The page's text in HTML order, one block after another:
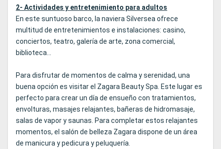
2- Actividades y entretenimiento para adultos
En este suntuoso barco, la naviera Silversea ofrece
multitud de entretenimientos e instalaciones: casino,
conciertos, teatro, galería de arte, zona comercial,
biblioteca...
Para disfrutar de momentos de calma y serenidad, una
buena opción es visitar el Zagara Beauty Spa. Este lugar es
perfecto para crear un día de ensueño con tratamientos,
envolturas, masajes relajantes, bañeras de hidromasaje,
salas de vapor y saunas. Para completar estos relajantes
momentos, el salón de belleza Zagara dispone de un área
de manicura y pedicura y peluquería.